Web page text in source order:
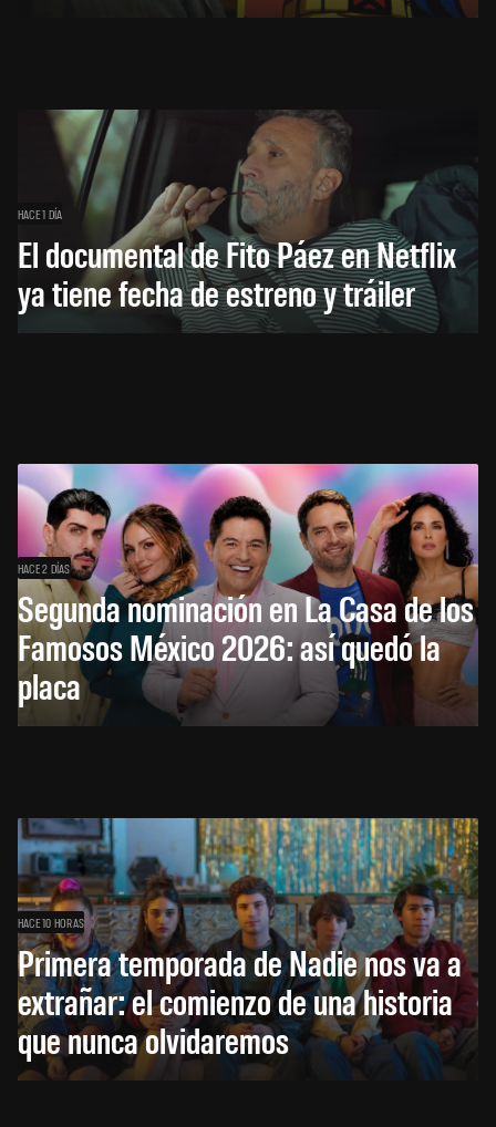
HACE 1 DÍA
El documental de Fito Páez en Netflix
ya tiene fecha de estreno y tráiler
HACE 2 DÍAS
Segunda nominación en La Casa de los
Famosos México 2026: así quedó la
placa
HACE 10 HORAS
Primera temporada de Nadie nos va a
extrañar: el comienzo de una historia
que nunca olvidaremos